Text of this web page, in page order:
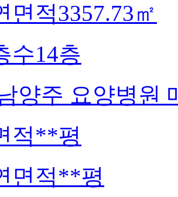
면적3357.73㎡
수14층
양주 요양병원
적**평
면적**평